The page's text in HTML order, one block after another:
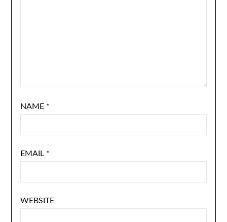
NAME *
EMAIL *
WEBSITE